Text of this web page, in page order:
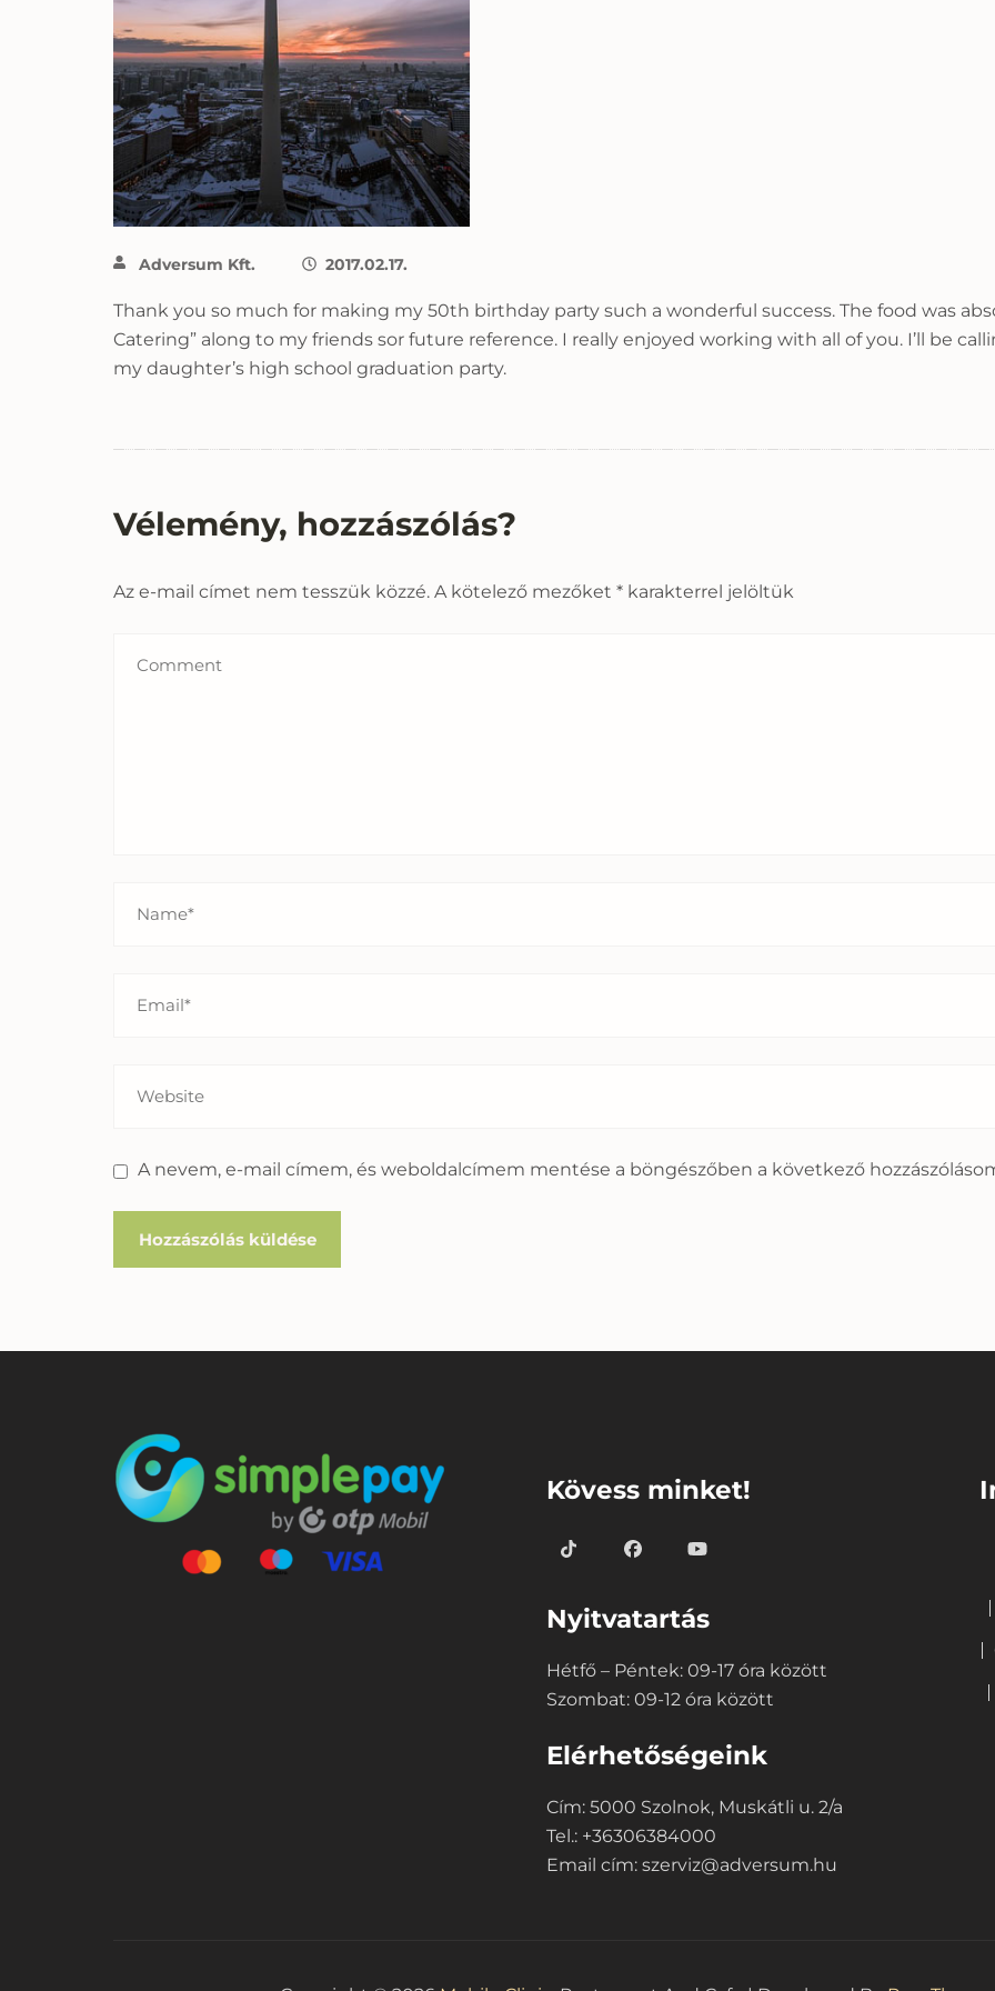
Adversum Kft. 2017.02.17.
Thank you so much for making my 50th birthday party such a wonderful success. The food was
Catering” along to my friends sor future reference. I really enjoyed working with all of you. I’ll be
my daughter’s high school graduation party.
Vélemény, hozzászólás?
Az e-mail címet nem tesszük közzé. A kötelező mezőket * karakterrel jelöltük
A nevem, e-mail címem, és weboldalcímem mentése a böngészőben a következő
Kövess minket!
Nyitvatartás
Hétfő – Péntek: 09-17 óra között
Szombat: 09-12 óra között
Elérhetőségeink
Cím: 5000 Szolnok, Muskátli u. 2/a
Tel.: +36306384000
Email cím: szerviz@adversum.hu